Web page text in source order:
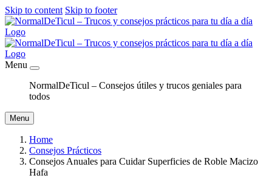
Skip to content Skip to footer
Menu
NormalDeTicul – Consejos útiles y trucos geniales para
todos
Menu
Home
Consejos Prácticos
Consejos Anuales para Cuidar Superficies de Roble Macizo
Hafa